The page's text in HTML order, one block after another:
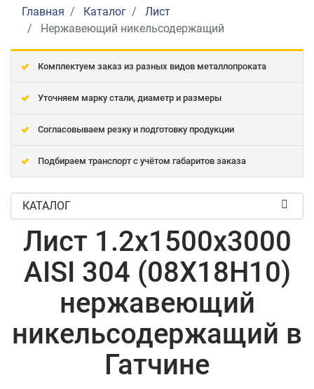
Главная Каталог
Лист
Нержавеющий никельсодержащий
Комплектуем заказ из разных видов металлопроката
Уточняем марку стали, диаметр и размеры
Согласовываем резку и подготовку продукции
Подбираем транспорт с учётом габаритов заказа
КАТАЛОГ
Лист 1.2x1500x3000
AISI 304 (08Х18Н10)
нержавеющий
никельсодержащий в
Гатчине